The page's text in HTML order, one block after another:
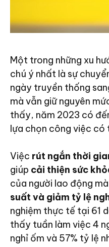
Một trong những xu
chú ý nhất là sự
ngày truyền thống
mà vẫn giữ nguyên
thấy, năm 2023 có
lựa chọn công việc có
Việc rút ngắn thời
giúp cải thiện sức
của người lao động
suất và giảm tỷ lệ
nghiệm thực tế tại 61
thấy tuần làm việc 4
nghỉ ốm và 57% tỷ lệ